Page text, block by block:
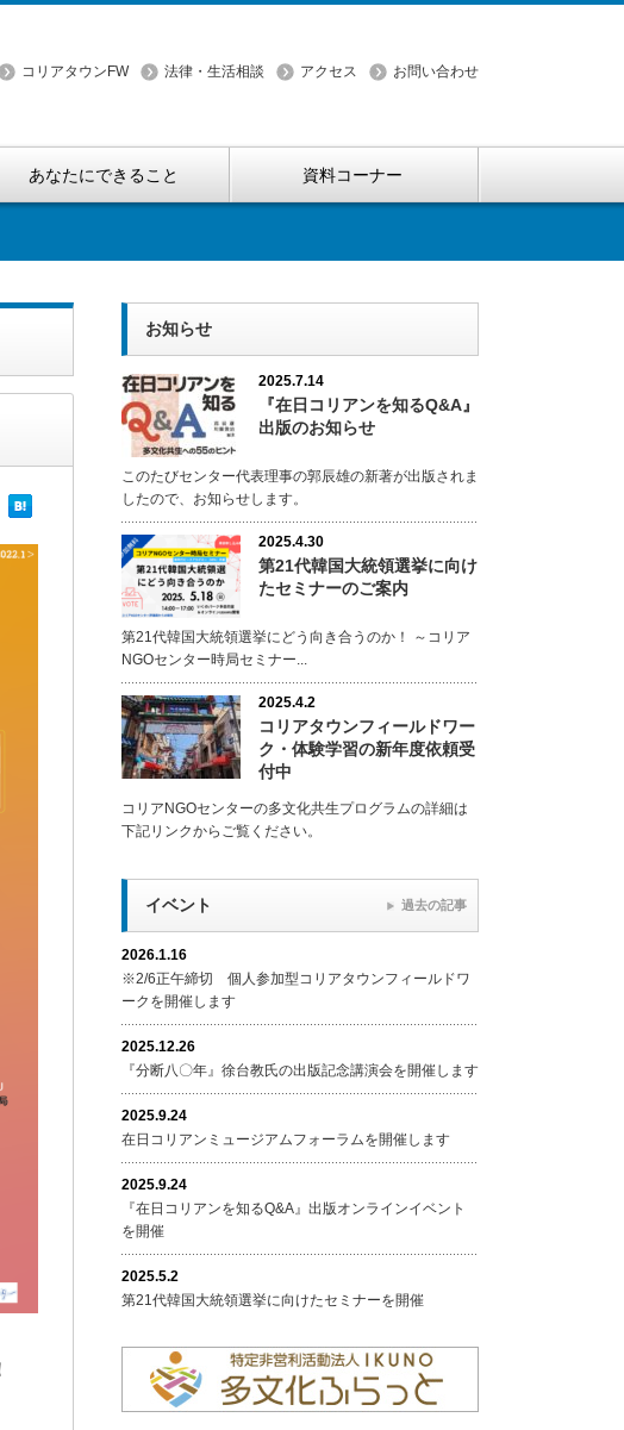
コリアタウンFW 法律・生活相談 アクセス お問い合わせ
あなたにできること 資料コーナー
お知らせ
2025.7.14
『在日コリアンを知るQ&A』
出版のお知らせ
このたびセンター代表理事の郭辰雄の新著が出版されま
したので、お知らせします。
2025.4.30
第21代韓国大統領選挙に向け
たセミナーのご案内
第21代韓国大統領選挙にどう向き合うのか！ ～コリア
NGOセンター時局セミナー...
2025.4.2
コリアタウンフィールドワー
ク・体験学習の新年度依頼受
付中
コリアNGOセンターの多文化共生プログラムの詳細は
下記リンクからご覧ください。
イベント
2026.1.16
※2/6正午締切 個人参加型コリアタウンフィールドワ
ークを開催します
2025.12.26
『分断八〇年』徐台教氏の出版記念講演会を開催します
2025.9.24
在日コリアンミュージアムフォーラムを開催します
2025.9.24
『在日コリアンを知るQ&A』出版オンラインイベント
を開催
2025.5.2
第21代韓国大統領選挙に向けたセミナーを開催
過去の記事